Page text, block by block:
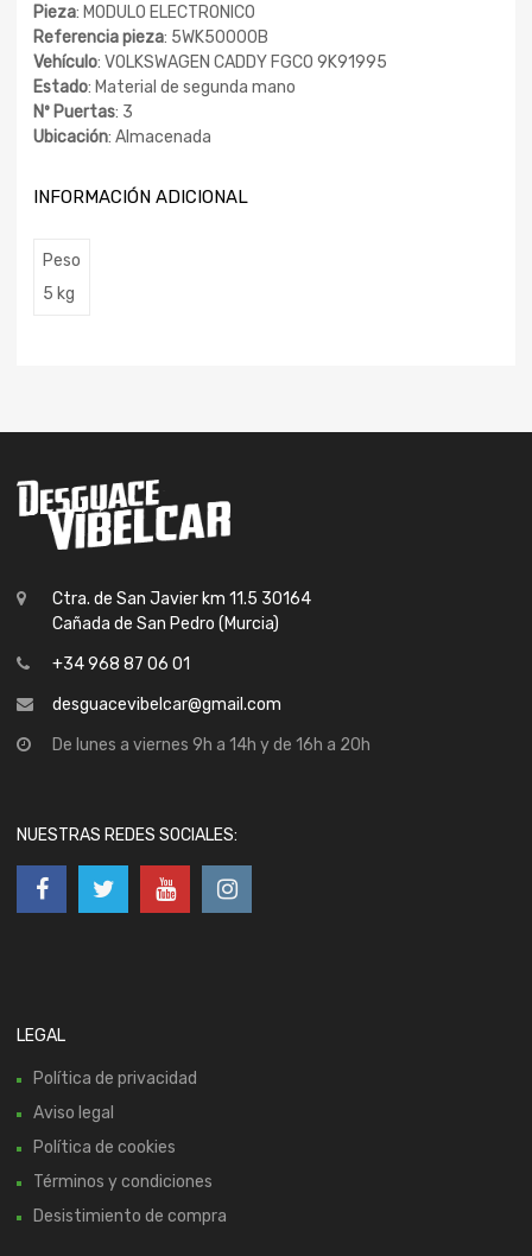
Pieza: MODULO ELECTRONICO
Referencia pieza: 5WK50000B
Vehículo: VOLKSWAGEN CADDY FGCO 9K91995
Estado: Material de segunda mano
Nº Puertas: 3
Ubicación: Almacenada
INFORMACIÓN ADICIONAL
Peso
5 kg
Ctra. de San Javier km 11.5 30164
Cañada de San Pedro (Murcia)
+34 968 87 06 01
desguacevibelcar@gmail.com
De lunes a viernes 9h a 14h y de 16h a 20h
NUESTRAS REDES SOCIALES:
LEGAL
Política de privacidad
Aviso legal
Política de cookies
Términos y condiciones
Desistimiento de compra